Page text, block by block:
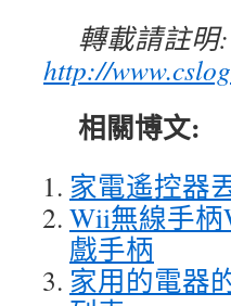
轉載請註明
http://
相關博文:
家電遙控器
Wii無線手柄
戲手柄
家用的電器